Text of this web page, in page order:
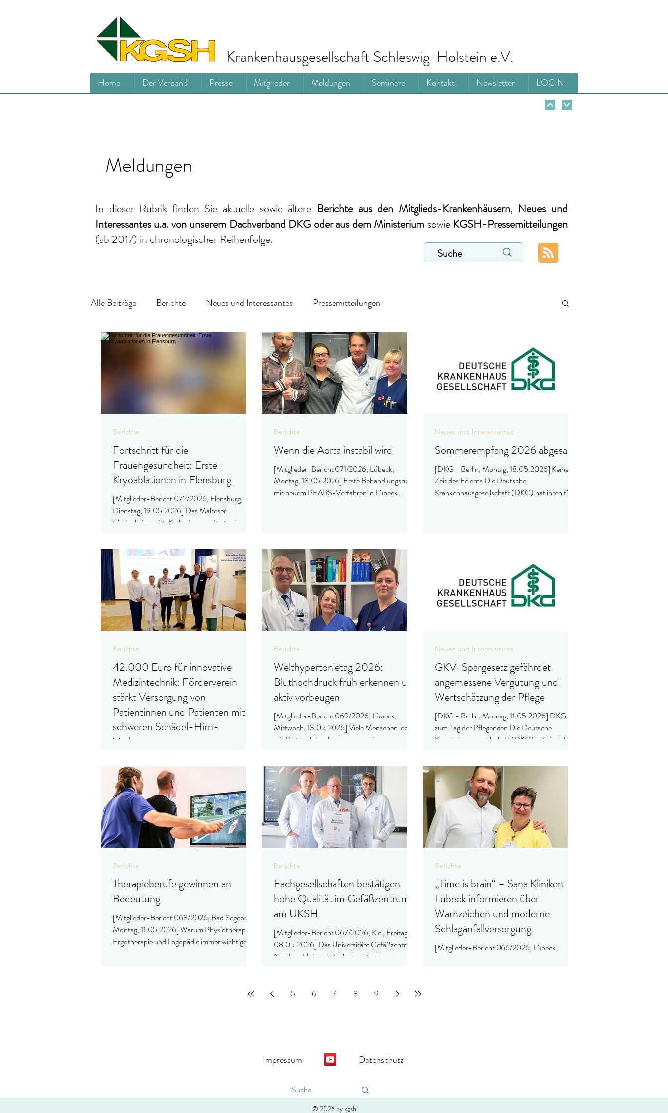
Home Der Verband Presse Mitglieder Meldungen Seminare Kontakt Newsletter LOGIN
Krankenhausgesellschaft Schleswig-Holstein e.V.
In dieser Rubrik finden Sie aktuelle sowie ältere Berichte aus den Mitglieds-Krankenhäusern, Neues und
Interessantesu.a.von unserem Dachverband DKG oder aus dem Ministerium sowie KGSH-Pressemitteilungen
(ab 2017) in chronologischer Reihenfolge.
Meldungen
Alle Beiträge Berichte Neues und Interessantes Pressemitteilungen
Fortschritt für die
Frauengesundheit: Erste
Kryoablationen in Flensburg
[Mitglieder-Bericht 072/2026, Flensburg,
Dienstag, 19.05.2026] Das Malteser
Fördeklinikum St. Katharina erweitert sein
Frauenmedizin: Erstmals wurde am Standort
Knuthstraße erfolgreich eine Kryoablation der
Brust durchgeführt.
Berichte
Wenn die Aorta instabil wird
[Mitglieder-Bericht 071/2026, Lübeck,
Montag, 18.05.2026] Erste Behandlungsrunde
mit neuem PEARS-Verfahren in Lübeck
Berichte
Sommerempfang 2026 abgesagt!
[DKG - Berlin, Montag, 18.05.2026] Keine
Zeit des Feierns Die Deutsche
Krankenhausgesellschaft (DKG) hat ihren für
Millionen Beschäftigten hält die DKG eine
feierliche Veranstaltung mit den politischen
Entscheidungsträgern und Akteuren des
Gesundheitswesens für nicht vertretbar. „D
Neues und Interessantes
42.000 Euro für innovative
Medizintechnik: Förderverein
stärkt Versorgung von
Patientinnen und Patienten mit
schweren Schädel-Hirn-
Verletzungen
Freitag, 15.05.2026] Der Förderverein
Flensburger Kliniken e.V. unterstützt das
Malteser Fördeklinikum St. Katharina mit einer
Spende in Höhe von 42.000 Euro für eine
weitere innovative Medizintechnologie.
Berichte
Welthypertonietag 2026:
Bluthochdruck früh erkennen und
aktiv vorbeugen
[Mitglieder-Bericht 069/2026, Lübeck,
Mittwoch, 13.05.2026] Viele Menschen leben
mit Bluthochdruck, ohne es zu wissen.
Berichte
GKV-Spargesetz gefährdet
angemessene Vergütung und
Wertschätzung der Pflege
[DKG - Berlin, Montag, 11.05.2026] DKG
zum Tag der Pflegenden Die Deutsche
Krankenhausgesellschaft (DKG) kritisiert die
Krankenhausbeschäftigte nicht mehr vollständig
zu refinanzieren. Hintergrund ist die
vorgesehene Deckelung des Pflegebudgets, die
sich nicht mehr an den üblichen
Tarifsteigerungen in der Pflege orientiert. Dazu
erklärt die stellvertretende
Vorstandsvorsitzende der DKG Prof. Dr.
Neues und Interessantes
Therapieberufe gewinnen an
Bedeutung
[Mitglieder-Bericht 068/2026, Bad Segeberg,
Montag, 11.05.2026] Warum Physiotherapie,
Ergotherapie und Logopädie immer wichtiger
Berichte
Fachgesellschaften bestätigen
hohe Qualität im Gefäßzentrum
am UKSH
[Mitglieder-Bericht 067/2026, Kiel, Freitag,
08.05.2026] Das Universitäre Gefäßzentrum
Nord am Universitätsklinikum Schleswig-
Berichte
„Time is brain“ – Sana Kliniken
Lübeck informieren über
Warnzeichen und moderne
Schlaganfallversorgung
[Mitglieder-Bericht 066/2026, Lübeck,
Berichte
5 6 7 8 9
Impressum Datenschutz
© 2026 by kgsh